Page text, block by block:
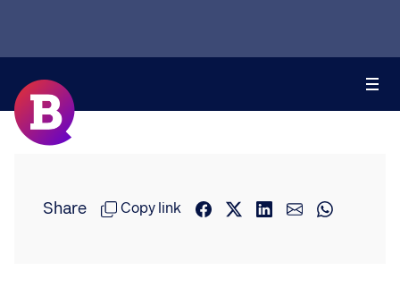
Share Copy link